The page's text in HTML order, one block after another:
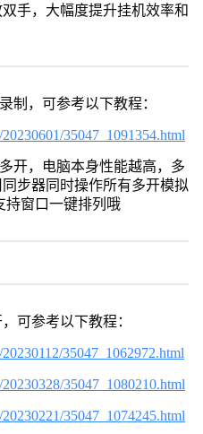
手，大幅度提升挂机效率和
制，可参考以下教程：
35047_1091354.html
开，电脑本身性能越高，多
步器同时操作所有多开模拟
持窗口一键排列哦
可参考以下教程：
35047_1062972.html
35047_1080210.html
35047_1074245.html